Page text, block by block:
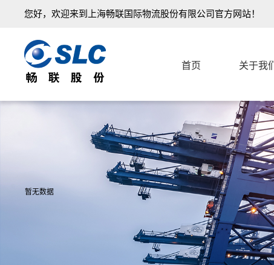
您好，欢迎来到上海畅联国际物流股份有限公司官方网站！
首页 关于我们
暂无数据